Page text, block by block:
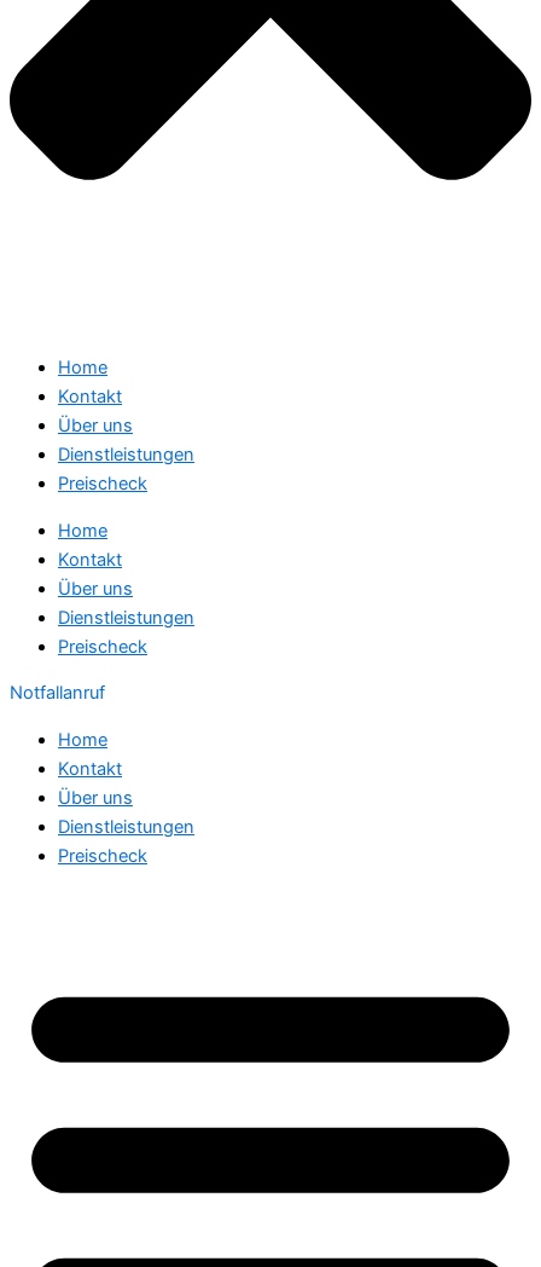
Home
Kontakt
Über uns
Dienstleistungen
Preischeck
Home
Kontakt
Über uns
Dienstleistungen
Preischeck
Notfallanruf
Home
Kontakt
Über uns
Dienstleistungen
Preischeck